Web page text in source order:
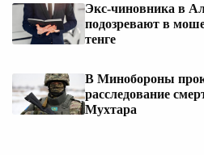
Экс-чиновника в
подозревают в
тенге
В Минобороны
расследование
Мухтара